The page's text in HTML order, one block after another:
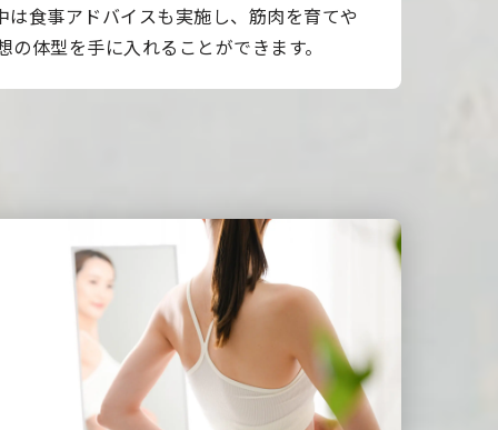
食事アドバイスも実施し、筋肉を育てや
体型を手に入れることができます。